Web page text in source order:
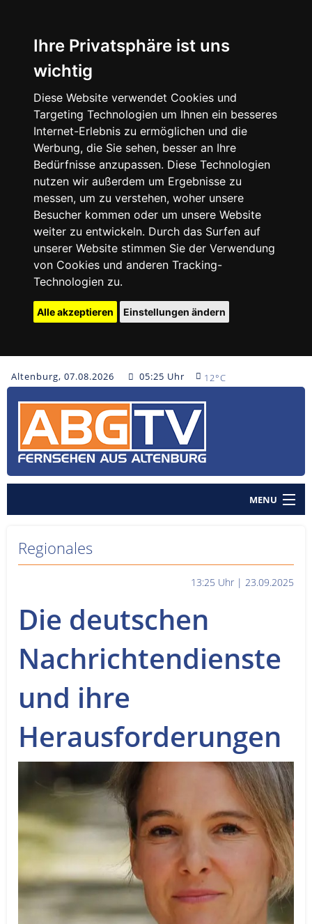
Ihre Privatsphäre ist uns
wichtig
Diese Website verwendet Cookies und
Targeting Technologien um Ihnen ein besseres
Internet-Erlebnis zu ermöglichen und die
Werbung, die Sie sehen, besser an Ihre
Bedürfnisse anzupassen. Diese Technologien
nutzen wir außerdem um Ergebnisse zu
messen, um zu verstehen, woher unsere
Besucher kommen oder um unsere Website
weiter zu entwickeln. Durch das Surfen auf
unserer Website stimmen Sie der Verwendung
von Cookies und anderen Tracking-
Technologien zu.
Alle akzeptieren Einstellungen ändern
Altenburg, 07.08.2026 05:25 Uhr 12°C
MENU
Nachrichten
Sendungen
Sender
Werbung
Regionales
13:25 Uhr | 23.09.2025
Die deutschen
Nachrichtendienste
und ihre
Herausforderungen